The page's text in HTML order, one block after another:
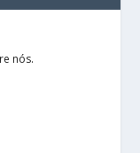
nós.